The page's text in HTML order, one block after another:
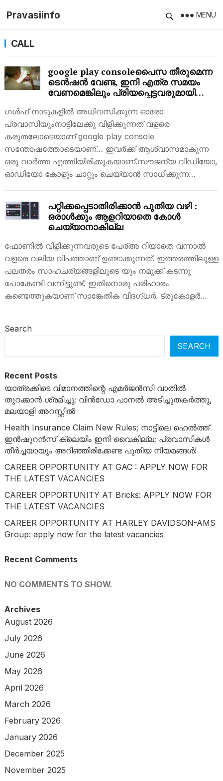
Pravasiinfo MENU
CALL
google play consoleപൈസ തീരുമെന്ന
ടെൻഷൻ വേണ്ട, ഇനി എത്ര സമയം
വേണമെങ്കിലും പ്രിയപ്പെട്ടവരുമായി
ഒരു കിടിലൻ ആപ്പ്
ഗൾഫ് നാടുകളിൽ അധിവസിക്കുന്ന ഓരോ
പ്രവാസിയുംനാട്ടിലേക്കു വിളിക്കുന്നത് വളരെ
കരുതലോടെയാണ് google play console
സന്തോഷത്തോടെയാണ്… ഇവർക്ക് ആശ്വാസമാകുന്ന
ഒരു വാർത്ത എത്തിയിരിക്കുകയാണ്.സൗജന്യ വിഡിയോ,
ഓഡിയോ കോളും ചാറ്റും ചെയ്യാന്‍ സാധിക്കുന്ന…
പറ്റിക്കപ്പെടാതിരിക്കാൻ പുതിയ വഴി :
ഒരാൾക്കും ആളറിയാതെ കോൾ
ചെയ്യാനാകില്ല
ഫോണിൽ വിളിക്കുന്നവരുടെ പേര്അ റിയാതെ വന്നാൽ
വളരെ വലിയ വിപത്താണ് ഉണ്ടാക്കുന്നത്. ഇത്തരത്തിലുള്ള
പലതരം സാഹചര്യങ്ങളിലൂടെ യും നമുക്ക് കടന്നു
പോകേണ്ടി വന്നിട്ടുണ്ട്. ഇതിനൊരു പരിഹാരം
കണ്ടെത്തുകയാണ് സാങ്കേതിക വിദഗ്ധർ. ട്രൂകോളർ…
Search
SEARCH
Recent Posts
യാത്രക്കിടെ വിമാനത്തിന്റെ എമർജൻസി വാതിൽ
തുറക്കാൻ ശ്രമിച്ചു; വിൻഡോ പാനൽ അടിച്ചുതകർത്തു,
മലയാളി അറസ്റ്റിൽ
Health Insurance Claim New Rules; നാട്ടിലെ ഹെൽത്ത്
ഇൻഷുറൻസ് ക്ലെയിം ഇനി വൈകില്ല; പ്രവാസികൾ
തീർച്ചയായും അറിഞ്ഞിരിക്കേണ്ട പുതിയ നിയമങ്ങൾ!
CAREER OPPORTUNITY AT GAC : APPLY NOW FOR
THE LATEST VACANCIES
CAREER OPPORTUNITY AT Bricks: APPLY NOW FOR
THE LATEST VACANCIES
CAREER OPPORTUNITY AT HARLEY DAVIDSON-AMS
Group: apply now for the latest vacancies
Recent Comments
NO COMMENTS TO SHOW.
Archives
August 2026
July 2026
June 2026
May 2026
April 2026
March 2026
February 2026
January 2026
December 2025
November 2025